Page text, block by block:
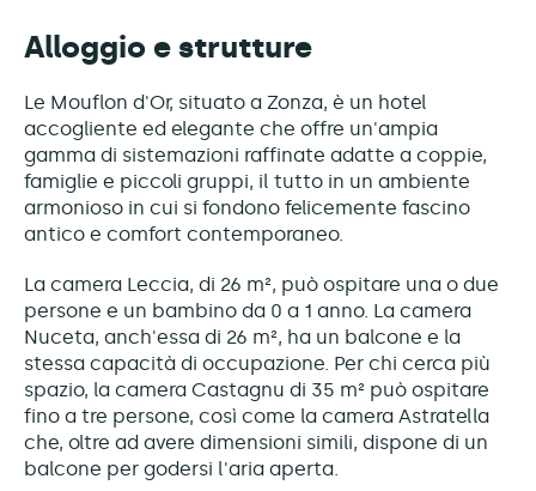
Alloggio e strutture
Le Mouflon d'Or, situato a Zonza, è un hotel
accogliente ed elegante che offre un'ampia
gamma di sistemazioni raffinate adatte a coppie,
famiglie e piccoli gruppi, il tutto in un ambiente
armonioso in cui si fondono felicemente fascino
antico e comfort contemporaneo.
La camera Leccia, di 26 m², può ospitare una o due
persone e un bambino da 0 a 1 anno. La camera
Nuceta, anch'essa di 26 m², ha un balcone e la
stessa capacità di occupazione. Per chi cerca più
spazio, la camera Castagnu di 35 m² può ospitare
fino a tre persone, così come la camera Astratella
che, oltre ad avere dimensioni simili, dispone di un
balcone per godersi l'aria aperta.